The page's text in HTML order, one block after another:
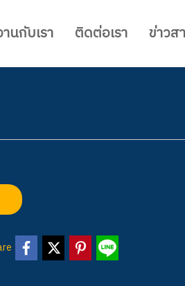
นกับเรา ติดต่อเรา ข่าวส